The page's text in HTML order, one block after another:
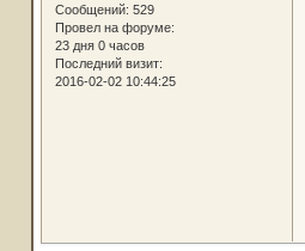
Сообщений: 529
Провел на форуме:
23 дня 0 часов
Последний визит:
2016-02-02 10:44:25